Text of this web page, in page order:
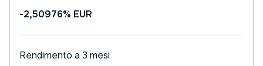
-2,50976% EUR
Rendimento a 3 mesi